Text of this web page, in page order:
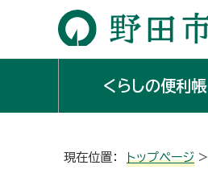
くらしの便利帳
現在位置： トップページ >